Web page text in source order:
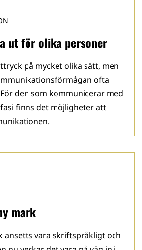
ut för olika personer
på mycket olika sätt, men
ofta
den som kommunicerar med
finns det möjligheter att
mark
ansetts vara skriftspråkligt och